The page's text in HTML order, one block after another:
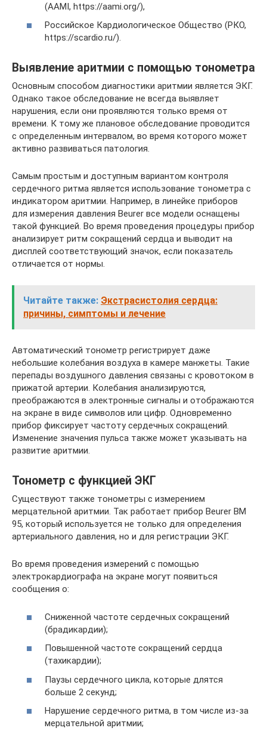
(AAMI, https://aami.org/),
Российское Кардиологическое Общество (РКО,
https://scardio.ru/).
Выявление аритмии с помощью тонометра
Основным способом диагностики аритмии является ЭКГ.
Однако такое обследование не всегда выявляет
нарушения, если они проявляются только время от
времени. К тому же плановое обследование проводится
с определенным интервалом, во время которого может
активно развиваться патология.
Самым простым и доступным вариантом контроля
сердечного ритма является использование тонометра с
индикатором аритмии. Например, в линейке приборов
для измерения давления Beurer все модели оснащены
такой функцией. Во время проведения процедуры прибор
анализирует ритм сокращений сердца и выводит на
дисплей соответствующий значок, если показатель
отличается от нормы.
Читайте также: Экстрасистолия сердца:
причины, симптомы и лечение
Автоматический тонометр регистрирует даже
небольшие колебания воздуха в камере манжеты. Такие
перепады воздушного давления связаны с кровотоком в
прижатой артерии. Колебания анализируются,
преображаются в электронные сигналы и отображаются
на экране в виде символов или цифр. Одновременно
прибор фиксирует частоту сердечных сокращений.
Изменение значения пульса также может указывать на
развитие аритмии.
Тонометр с функцией ЭКГ
Существуют также тонометры с измерением
мерцательной аритмии. Так работает прибор Beurer BM
95, который используется не только для определения
артериального давления, но и для регистрации ЭКГ.
Во время проведения измерений с помощью
электрокардиографа на экране могут появиться
сообщения о:
Сниженной частоте сердечных сокращений
(брадикардии);
Повышенной частоте сокращений сердца
(тахикардии);
Паузы сердечного цикла, которые длятся
больше 2 секунд;
Нарушение сердечного ритма, в том числе из-за
мерцательной аритмии;